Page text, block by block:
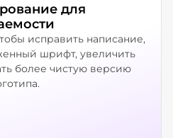
для
исправить написание,
шрифт, увеличить
более чистую версию